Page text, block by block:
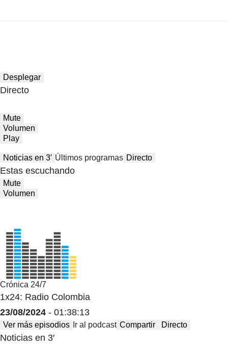
Desplegar
Directo
Mute
Volumen
Play
Noticias en 3′ Últimos programas Directo
Estas escuchando
Mute
Volumen
Crónica 24/7
1x24: Radio Colombia
23/08/2024 - 01:38:13
Ver más episodios Ir al podcast Compartir Directo
Noticias en 3′